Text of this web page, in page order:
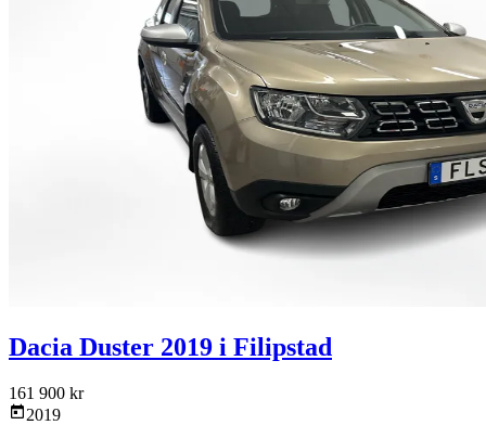
Dacia Duster 2019 i Filipstad
161 900 kr
2019